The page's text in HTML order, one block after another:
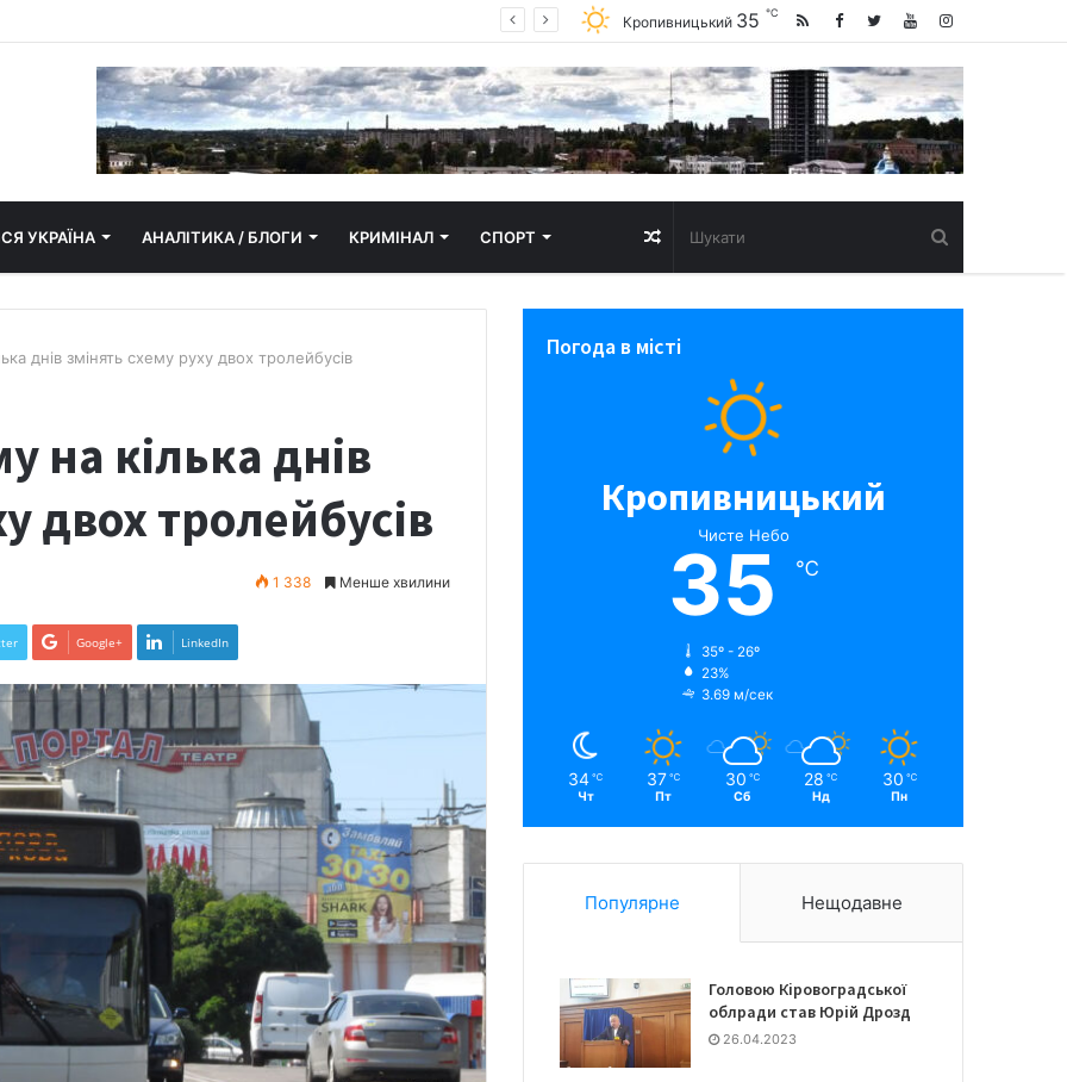
замайорів у Кропивницькому Кропивницький 35 ℃
УКРАЇНА АНАЛІТИКА / БЛОГИ КРИМІНАЛ СПОРТ Випадкова
стаття
днів змінять схему руху двох тролейбусів
на кілька днів
двох тролейбусів
1 338 Менше хвилини
Google+ LinkedIn
Погода в місті
Кропивницький
Чисте Небо
35 ℃
35º - 26º
23%
3.69 м/сек
34 ℃
Чт
37 ℃
Пт
30 ℃
Сб
28 ℃
Нд
30 ℃
Пн
Популярне Нещодавне
Головою Кіровоградської
облради став Юрій Дрозд
26.04.2023